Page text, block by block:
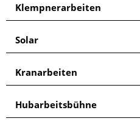
Klempnerarbeiten
Solar
Kranarbeiten
Hubarbeitsbühne